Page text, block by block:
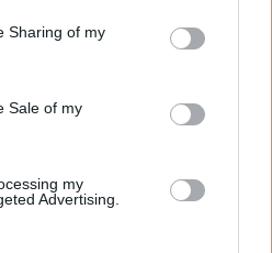
Sharing of my
Sale of my
my
Advertising.